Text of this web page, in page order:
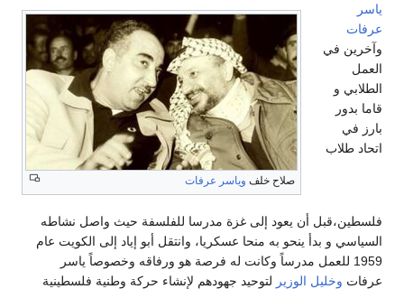
صلاح خلف وياسر عرفات
ياسر
عرفات
وآخرين في
العمل
الطلابي و
قاما بدور
بارز في
اتحاد طلاب
فلسطين،قبل أن يعود إلى غزة مدرسا للفلسفة حيث واصل نشاطه
السياسي و بدأ ينحو به منحا عسكريا، وانتقل أبو إياد إلى الكويت عام
1959 للعمل مدرساً وكانت له فرصة هو ورفاقه وخصوصاً ياسر
عرفات وخليل الوزير لتوحيد جهودهم لإنشاء حركة وطنية فلسطينية